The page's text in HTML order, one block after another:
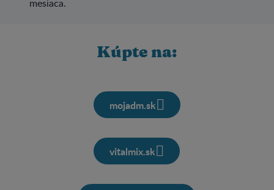
mesiaca.
Kúpte na:
mojadm.sk
vitalmix.sk